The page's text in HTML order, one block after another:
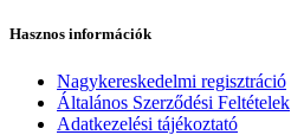
Hasznos információk
Nagykereskedelmi regisztráció
Általános Szerződési Feltételek
Adatkezelési tájékoztató